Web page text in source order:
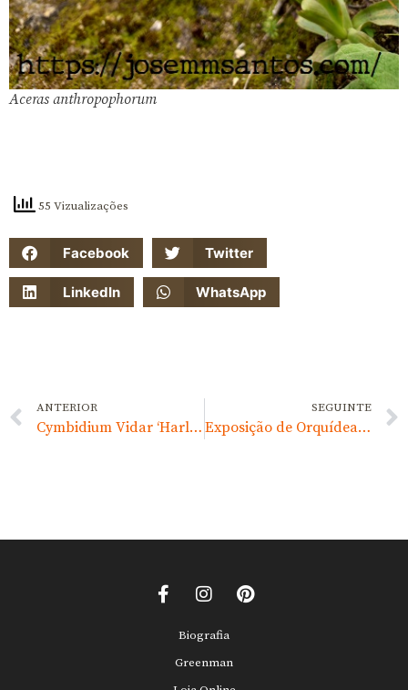
Aceras anthropophorum
55 Vizualizações
Facebook Twitter
LinkedIn WhatsApp
ANTERIOR
Cymbidium Vidar ‘Harlequin’
SEGUINTE
Exposição de Orquídeas e Outras Plantas
Biografia
Greenman